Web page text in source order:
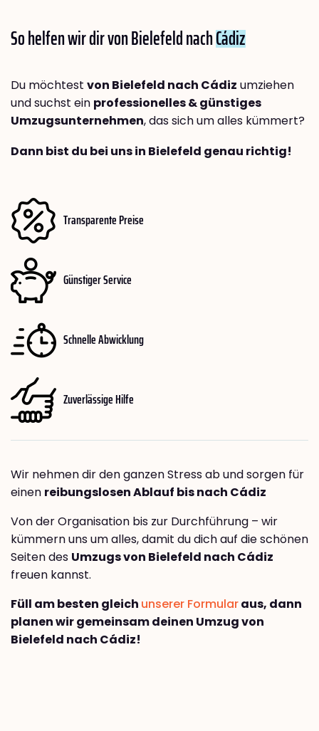
So helfen wir dir von Bielefeld nachCádiz
Du möchtest von Bielefeld nach Cádiz umziehen
und suchst ein professionelles & günstiges
Umzugsunternehmen, das sich um alles kümmert?
Dann bist du bei uns in Bielefeld genau richtig!
Transparente Preise
Günstiger Service
Schnelle Abwicklung
Zuverlässige Hilfe
Wir nehmen dir den ganzen Stress ab und sorgen für
einen reibungslosen Ablauf bis nach Cádiz
Von der Organisation bis zur Durchführung – wir
kümmern uns um alles, damit du dich auf die schönen
Seiten des Umzugs von Bielefeld nach Cádiz
freuen kannst.
Füll am besten gleich unserer Formularaus, dann
planen wir gemeinsam deinen Umzug von
Bielefeld nach Cádiz!